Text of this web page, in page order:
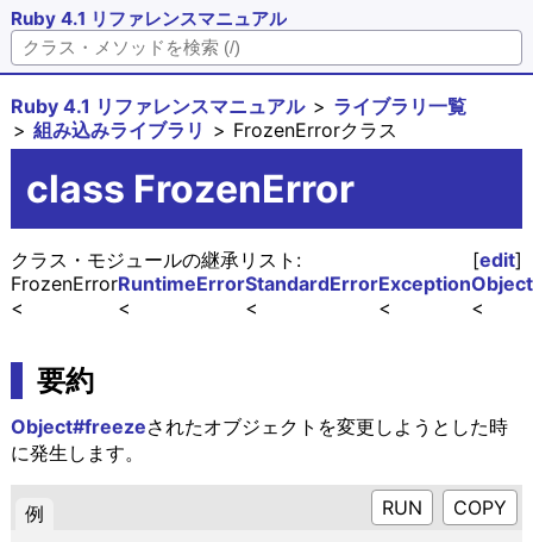
Ruby 4.1 リファレンスマニュアル
Ruby 4.1 リファレンスマニュアル
ライブラリ一覧
組み込みライブラリ
FrozenErrorクラス
class FrozenError
[edit]
クラス・モジュールの継承リスト:
Object
Exception
StandardError
RuntimeError
FrozenError
要約
Object#freezeされたオブジェクトを変更しようとした時
に発生します。
例 RUN